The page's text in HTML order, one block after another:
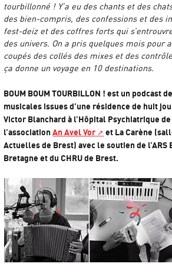
tourbillonné ! Y’a eu des chants et des
des bien-compris, des confessions et des
fest-deiz et des coffres forts qui
des univers. On a pris quelques mois pour
coupés des collés des mixes et des
ça donne un voyage en 10 destinations.
BOUM BOUM TOURBILLON ! est un podcast
musicales issues d’une résidence de huit
Victor Blanchard à l’Hôpital Psychiatrique
l’associationAn Avel Vor
et La Carène
Actuelles de Brest) avec le soutien de l’ARS
Bretagne et du CHRU de Brest.